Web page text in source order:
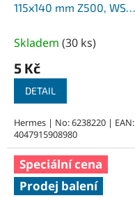
115x140 mm Z500, WS
Skladem (30 ks)
5 Kč
DETAIL
Hermes | No: 6238220 | EAN:
4047915908980
Speciální cena
Prodej balení